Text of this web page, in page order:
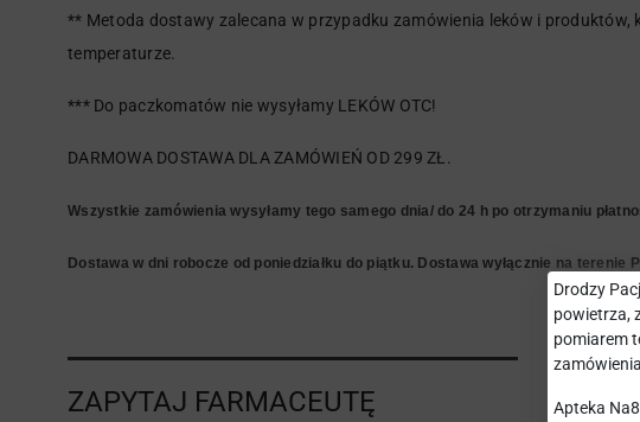
** Metoda dostawy zalecana w przypadku zamówienia leków i produktów,
temperaturze.
*** Do paczkomatów nie wysyłamy LEKÓW OTC!
DARMOWA DOSTAWA DLA ZAMÓWIEŃ OD 299 ZŁ.
Wszystkie zamówienia wysyłamy tego samego dnia/ do 24 h po otrzymaniu
Dostawa w dni robocze od poniedziałku do piątku. Dostawa wyłącznie na terenie
ZAPYTAJ FARMACEUTĘ
Drodzy
powietrza,
pomiarem
Apteka